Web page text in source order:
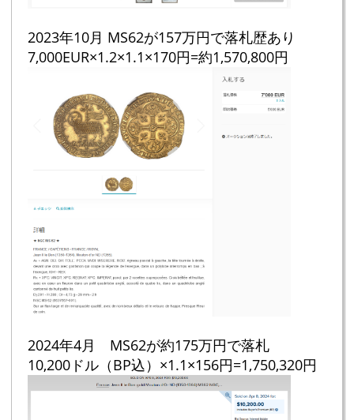
2023年10月 MS62が157万円で落札歴あり
7,000EUR×1.2×1.1×170円=約1,570,800円
2024年4月 MS62が約175万円で落札
10,200ドル（BP込）×1.1×156円=1,750,320円